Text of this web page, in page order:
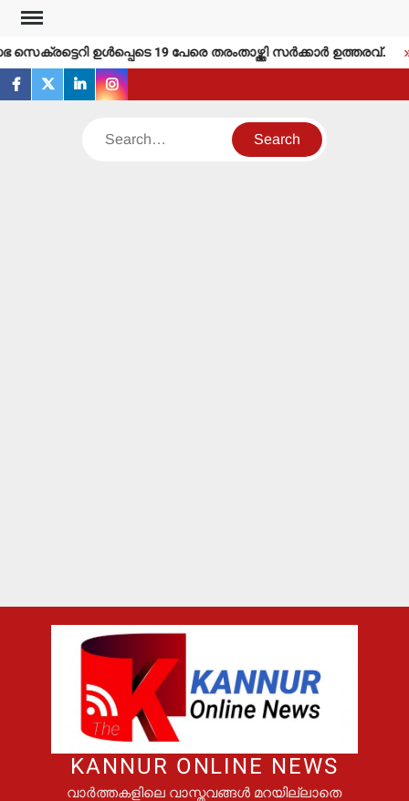
Skip
content
ഉള്‍പ്പെടെ 19 പേരെ തരംതാഴ്ത്തി സര്‍ക്കാര്‍ ഉത്തരവ്.
facebook
twitterlinkedininstagram
Search
KANNUR ONLINE NEWS
വാർത്തകളിലെ വാസ്തവങ്ങൾ മറയില്ലാതെ